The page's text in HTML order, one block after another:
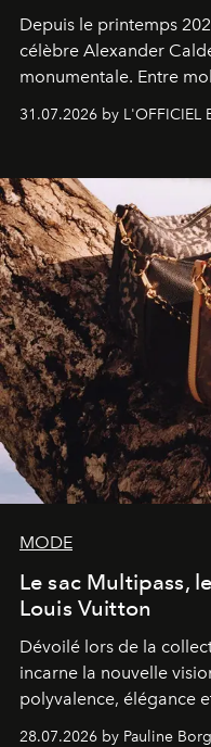
Depuis le printemps
célèbre Alexander
monumentale. Entre
monumentales et
américain investit les
sculpture.
31.07.2026 by L'OFFICIEL
MODE
Le sac Multipass,
Louis Vuitton
Dévoilé lors de la
incarne la nouvelle
polyvalence, élégance
28.07.2026 by Pauline